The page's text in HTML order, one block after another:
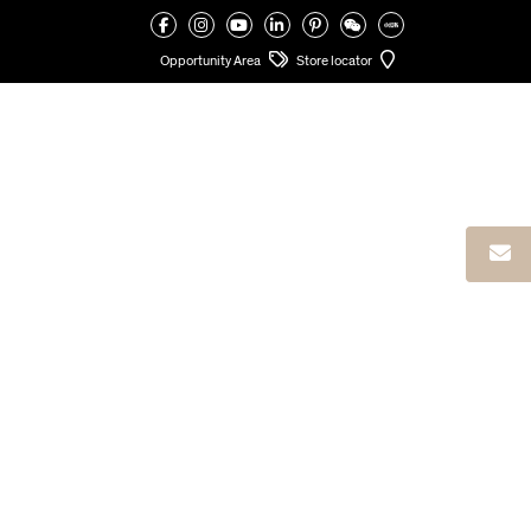
Opportunity Area Store locator
NEW HOPE D10